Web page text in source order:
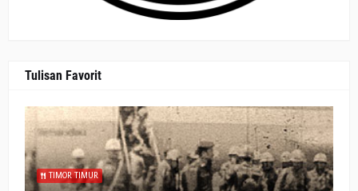
Tulisan Favorit
TIMOR TIMUR